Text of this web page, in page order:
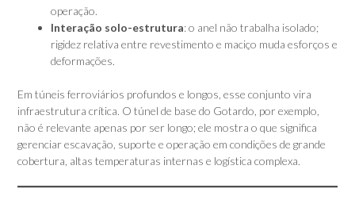
operação.
Interação solo-estrutura: o anel não trabalha isolado;
rigidez relativa entre revestimento e maciço muda esforços e
deformações.
Em túneis ferroviários profundos e longos, esse conjunto vira
infraestrutura crítica. O túnel de base do Gotardo, por exemplo,
não é relevante apenas por ser longo; ele mostra o que significa
gerenciar escavação, suporte e operação em condições de grande
cobertura, altas temperaturas internas e logística complexa.